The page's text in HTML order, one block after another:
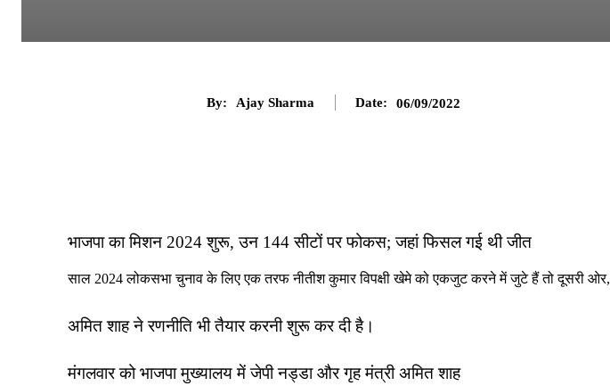
By: Ajay Sharma Date: 06/09/2022
भाजपा का मिशन 2024 शुरू, उन 144 सीटों पर फोकस; जहां फिसल गई थी जीत
साल 2024 लोकसभा चुनाव के लिए एक तरफ नीतीश कुमार विपक्षी खेमे को एकजुट करने में जुटे हैं तो दूसरी ओर,
अमित शाह ने रणनीति भी तैयार करनी शुरू कर दी है।
मंगलवार को भाजपा मुख्यालय में जेपी नड्डा और गृह मंत्री अमित शाह